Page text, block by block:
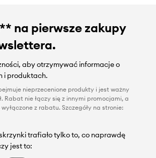
na pierwsze zakupy
aby otrzymywać informacje o
i produktach.
nieprzecenione produkty i jest ważny
Rabat nie łączy się z innymi promocjami, a
z rabatu. Szczegóły na stronie:
trafiało tylko to, co naprawdę
jest to: